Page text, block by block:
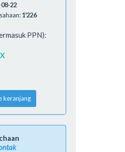
22
1'226
PPN):
keranjang